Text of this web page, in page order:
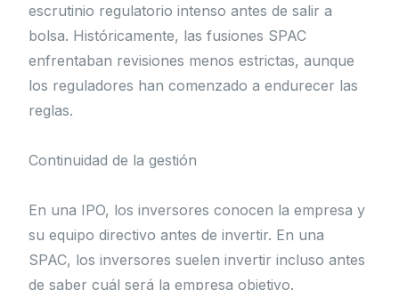
escrutinio regulatorio intenso antes de salir a
bolsa. Históricamente, las fusiones SPAC
enfrentaban revisiones menos estrictas, aunque
los reguladores han comenzado a endurecer las
reglas.
Continuidad de la gestión
En una IPO, los inversores conocen la empresa y
su equipo directivo antes de invertir. En una
SPAC, los inversores suelen invertir incluso antes
de saber cuál será la empresa objetivo.